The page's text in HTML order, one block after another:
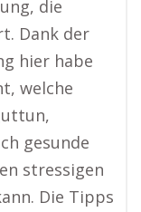
die
Dank der
hier habe
welche
gesunde
stressigen
Die Tipps